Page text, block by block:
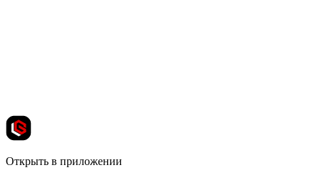
Открыть в приложении